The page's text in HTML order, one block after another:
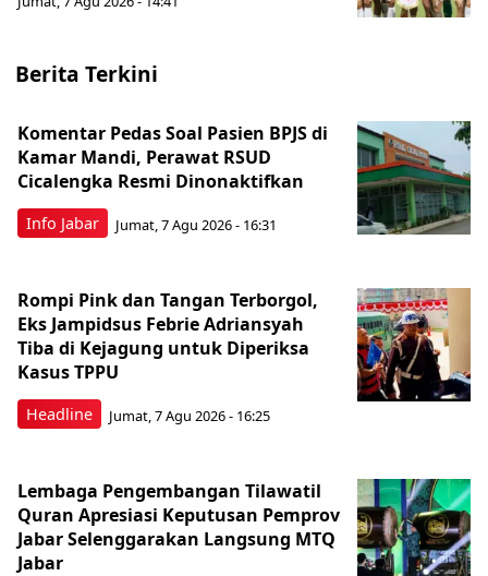
Berita Terkini
Info Jabar
Komentar Pedas Soal Pasien BPJS di
Kamar Mandi, Perawat RSUD
Cicalengka Resmi Dinonaktifkan
Jumat, 7 Agu 2026 - 16:31
Headline
Rompi Pink dan Tangan Terborgol,
Eks Jampidsus Febrie Adriansyah
Tiba di Kejagung untuk Diperiksa
Kasus TPPU
Jumat, 7 Agu 2026 - 16:25
Lembaga Pengembangan Tilawatil
Quran Apresiasi Keputusan Pemprov
Jabar Selenggarakan Langsung MTQ
Jabar